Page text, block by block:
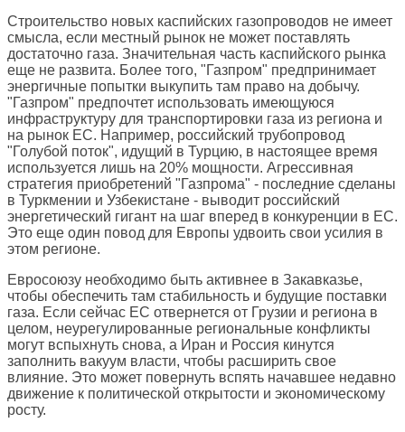
Строительство новых каспийских газопроводов не имеет
смысла, если местный рынок не может поставлять
достаточно газа. Значительная часть каспийского рынка
еще не развита. Более того, "Газпром" предпринимает
энергичные попытки выкупить там право на добычу.
"Газпром" предпочтет использовать имеющуюся
инфраструктуру для транспортировки газа из региона и
на рынок ЕС. Например, российский трубопровод
"Голубой поток", идущий в Турцию, в настоящее время
используется лишь на 20% мощности. Агрессивная
стратегия приобретений "Газпрома" - последние сделаны
в Туркмении и Узбекистане - выводит российский
энергетический гигант на шаг вперед в конкуренции в ЕС.
Это еще один повод для Европы удвоить свои усилия в
этом регионе.
Евросоюзу необходимо быть активнее в Закавказье,
чтобы обеспечить там стабильность и будущие поставки
газа. Если сейчас ЕС отвернется от Грузии и региона в
целом, неурегулированные региональные конфликты
могут вспыхнуть снова, а Иран и Россия кинутся
заполнить вакуум власти, чтобы расширить свое
влияние. Это может повернуть вспять начавшее недавно
движение к политической открытости и экономическому
росту.